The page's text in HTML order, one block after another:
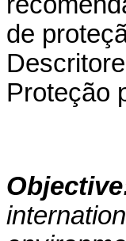
de
Proteção